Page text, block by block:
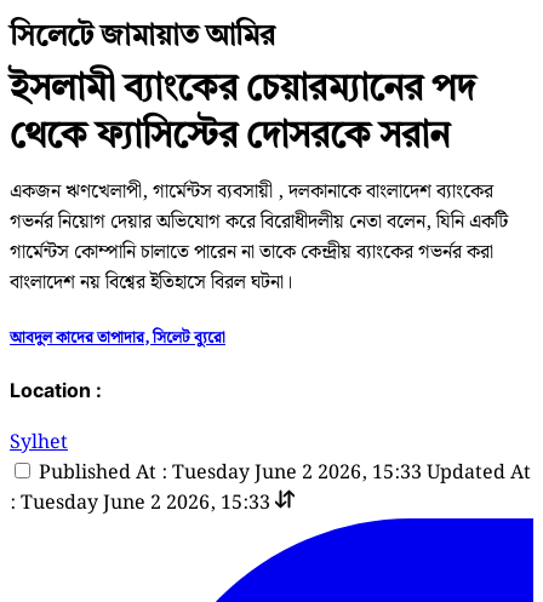
সিলেটে জামায়াত আমির
ইসলামী ব্যাংকের চেয়ারম্যানের পদ
থেকে ফ্যাসিস্টের দোসরকে সরান
একজন ঋণখেলাপী, গার্মেন্টস ব্যবসায়ী , দলকানাকে বাংলাদেশ ব্যাংকের
গভর্নর নিয়োগ দেয়ার অভিযোগ করে বিরোধীদলীয় নেতা বলেন, যিনি একটি
গার্মেন্টস কোম্পানি চালাতে পারেন না তাকে কেন্দ্রীয় ব্যাংকের গভর্নর করা
বাংলাদেশ নয় বিশ্বের ইতিহাসে বিরল ঘটনা।
আবদুল কাদের তাপাদার, সিলেট ব্যুরো
Location :
Sylhet
Published At : Tuesday June 2 2026, 15:33 Updated At
: Tuesday June 2 2026, 15:33